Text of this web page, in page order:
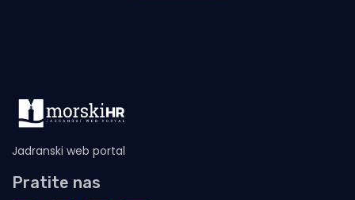
Jadranski web portal
Pratite nas